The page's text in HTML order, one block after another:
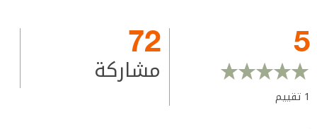
5
1 تقييم
72
مشاركة